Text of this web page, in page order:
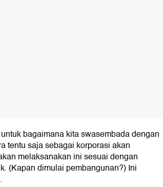
bagaimana kita swasembada dengan
tentu saja sebagai korporasi akan
melaksanakan ini sesuai dengan
(Kapan dimulai pembangunan?) Ini